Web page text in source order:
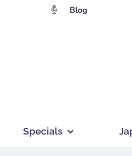
Blog
Specials